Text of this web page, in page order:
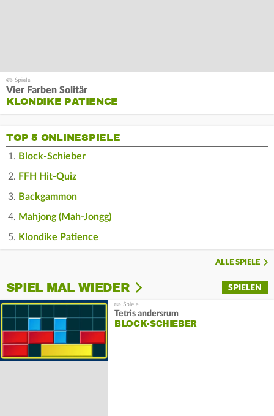
Vier Farben Solitär
KLONDIKE PATIENCE
TOP 5 ONLINESPIELE
Block-Schieber
FFH Hit-Quiz
Backgammon
Mahjong (Mah-Jongg)
Klondike Patience
ALLE SPIELE
SPIELEN
SPIEL MAL WIEDER
Tetris andersrum
BLOCK-SCHIEBER